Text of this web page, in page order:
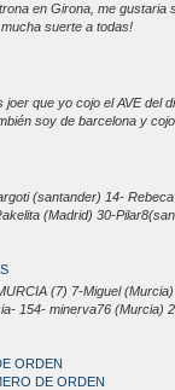
en Girona, me gustaria
suerte a todas!
que yo cojo el AVE del
soy de barcelona y
(santander) 14-
(Madrid) 30-
(7) 7-Miguel
154- minerva76 (Murcia)
ORDEN
DE ORDEN